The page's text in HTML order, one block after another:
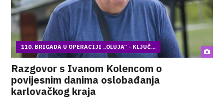
110. BRIGADA U OPERACIJI „OLUJA“ - KLJUČ...
Razgovor s Ivanom Kolencom o
povijesnim danima oslobađanja
karlovačkog kraja